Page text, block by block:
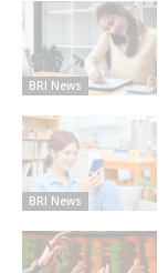
BRI News
BRI News